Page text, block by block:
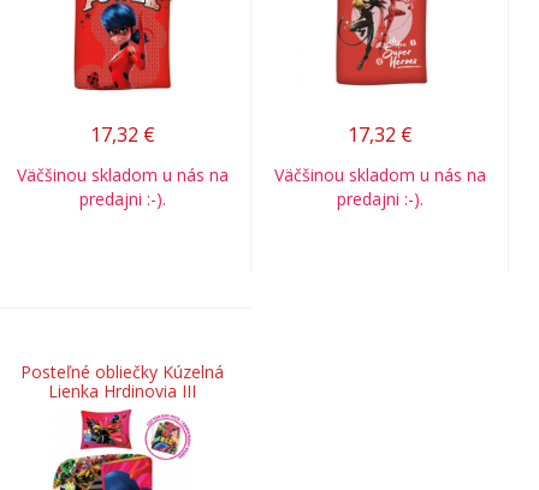
17,32 €
Väčšinou skladom u nás na
predajni :-).
17,32 €
Väčšinou skladom u nás na
predajni :-).
Posteľné obliečky Kúzelná
Lienka Hrdinovia III